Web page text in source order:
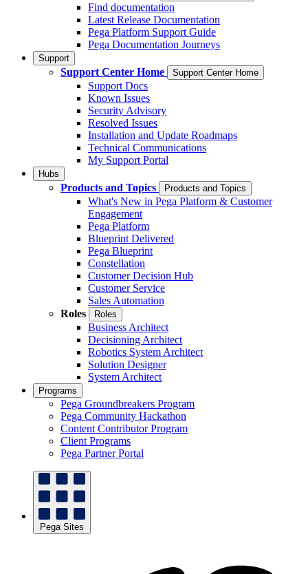
Find documentation
Latest Release Documentation
Pega Platform Support Guide
Pega Documentation Journeys
Support
Support Center Home Support Center Home
Support Docs
Known Issues
Security Advisory
Resolved Issues
Installation and Update Roadmaps
Technical Communications
My Support Portal
Hubs
Products and Topics Products and Topics
What's New in Pega Platform & Customer
Engagement
Pega Platform
Blueprint Delivered
Pega Blueprint
Constellation
Customer Decision Hub
Customer Service
Sales Automation
Roles
Roles
Business Architect
Decisioning Architect
Robotics System Architect
Solution Designer
System Architect
Programs
Pega Groundbreakers Program
Pega Community Hackathon
Content Contributor Program
Client Programs
Pega Partner Portal
Pega Sites